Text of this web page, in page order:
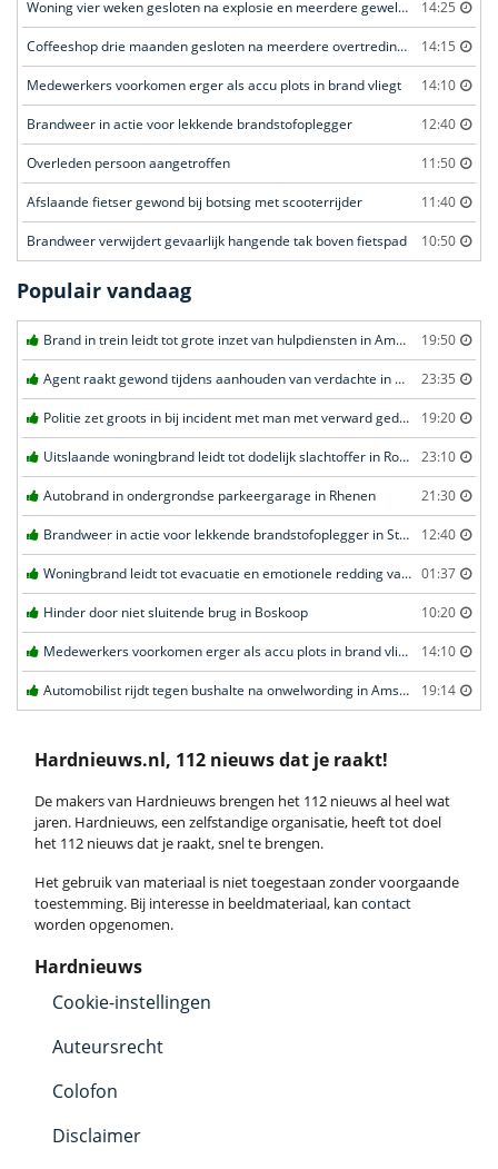
Woning vier weken gesloten na explosie en meerdere geweldsincidenten 14:25
Coffeeshop drie maanden gesloten na meerdere overtredingen 14:15
Medewerkers voorkomen erger als accu plots in brand vliegt 14:10
Brandweer in actie voor lekkende brandstofoplegger 12:40
Overleden persoon aangetroffen 11:50
Afslaande fietser gewond bij botsing met scooterrijder 11:40
Brandweer verwijdert gevaarlijk hangende tak boven fietspad 10:50
Populair vandaag
Brand in trein leidt tot grote inzet van hulpdiensten in Amersfoort 19:50
Agent raakt gewond tijdens aanhouden van verdachte in Amsterdam 23:35
Politie zet groots in bij incident met man met verward gedrag in Leeuwarden 19:20
Uitslaande woningbrand leidt tot dodelijk slachtoffer in Rotterdam 23:10
Autobrand in ondergrondse parkeergarage in Rhenen 21:30
Brandweer in actie voor lekkende brandstofoplegger in Stroe 12:40
Woningbrand leidt tot evacuatie en emotionele redding van kat in Amsterdam 01:37
Hinder door niet sluitende brug in Boskoop 10:20
Medewerkers voorkomen erger als accu plots in brand vliegt in Amersfoort 14:10
Automobilist rijdt tegen bushalte na onwelwording in Amsterdam 19:14
Hardnieuws.nl, 112 nieuws dat je raakt!
De makers van Hardnieuws brengen het 112 nieuws al heel wat
jaren. Hardnieuws, een zelfstandige organisatie, heeft tot doel
het 112 nieuws dat je raakt, snel te brengen.
Het gebruik van materiaal is niet toegestaan zonder voorgaande
toestemming. Bij interesse in beeldmateriaal, kan contact
worden opgenomen.
Hardnieuws
Cookie-instellingen
Auteursrecht
Colofon
Disclaimer